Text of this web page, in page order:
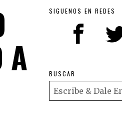
A
SIGUENOS EN REDES
BUSCAR